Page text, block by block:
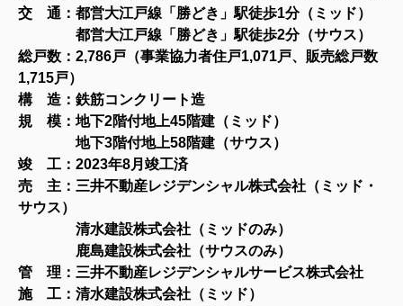
交 通：都営大江戸線「勝どき」駅徒歩1分（ミッド）
都営大江戸線「勝どき」駅徒歩2分（サウス）
総戸数：2,786戸（事業協力者住戸1,071戸、販売総戸数
1,715戸）
構 造：鉄筋コンクリート造
規 模： 地下2階付地上45階建（ミッド）
地下3階付地上58階建（サウス）
竣 工：2023年8月竣工済
売 主：三井不動産レジデンシャル株式会社（ミッド・
サウス）
清水建設株式会社（ミッドのみ）
鹿島建設株式会社（サウスのみ）
管 理：三井不動産レジデンシャルサービス株式会社
施 工：清水建設株式会社（ミッド）